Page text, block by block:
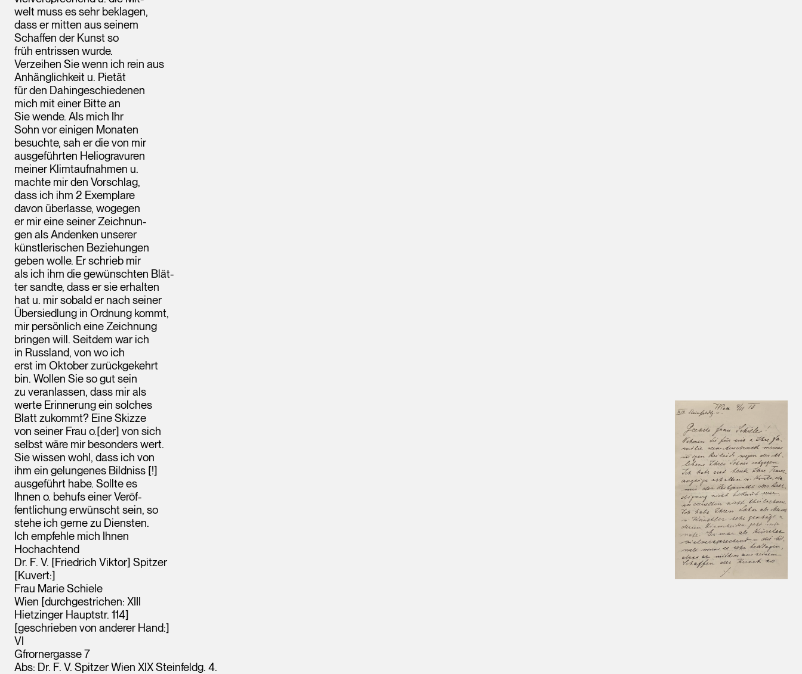
Leopold Museum,
Wien
welt muss es sehr beklagen,
dass er mitten aus seinem
Schaffen der Kunst so
früh entrissen wurde.
Verzeihen Sie wenn ich rein aus
Anhänglichkeit u. Pietät
für den Dahingeschiedenen
mich mit einer Bitte an
Sie wende. Als mich Ihr
Sohn vor einigen Monaten
besuchte, sah er die von mir
ausgeführten Heliogravuren
meiner Klimtaufnahmen u.
machte mir den Vorschlag,
dass ich ihm 2 Exemplare
davon überlasse, wogegen
er mir eine seiner Zeichnun-
gen als Andenken unserer
künstlerischen Beziehungen
geben wolle. Er schrieb mir
als ich ihm die gewünschten Blät-
ter sandte, dass er sie erhalten
hat u. mir sobald er nach seiner
Übersiedlung in Ordnung kommt,
mir persönlich eine Zeichnung
bringen will. Seitdem war ich
in Russland, von wo ich
erst im Oktober zurückgekehrt
bin. Wollen Sie so gut sein
zu veranlassen, dass mir als
werte Erinnerung ein solches
Blatt zukommt? Eine Skizze
von seiner Frau o.[der] von sich
selbst wäre mir besonders wert.
Sie wissen wohl, dass ich von
ihm ein gelungenes Bildniss [!]
ausgeführt habe. Sollte es
Ihnen o. behufs einer Veröf-
fentlichung erwünscht sein, so
stehe ich gerne zu Diensten.
Ich empfehle mich Ihnen
Hochachtend
Dr. F. V. [Friedrich Viktor] Spitzer
[Kuvert:]
Frau Marie Schiele
Wien [durchgestrichen: XIII
Hietzinger Hauptstr. 114]
[geschrieben von anderer Hand:]
VI
Gfrornergasse 7
Abs: Dr. F. V. Spitzer Wien XIX Steinfeldg. 4.